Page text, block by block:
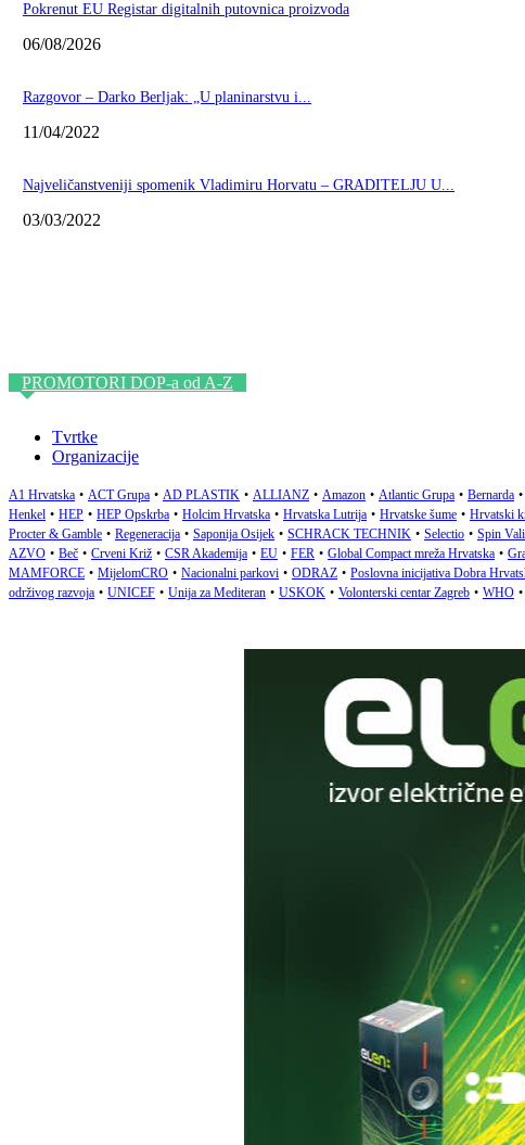
Pokrenut EU Registar digitalnih putovnica proizvoda
06/08/2026
Razgovor – Darko Berljak: „U planinarstvu i...
11/04/2022
Najveličanstveniji spomenik Vladimiru Horvatu – GRADITELJU U...
03/03/2022
PROMOTORI DOP-a od A-Z
Tvrtke
Organizacije
A1 Hrvatska • ACT Grupa • AD PLASTIK • ALLIANZ • Amazon • Atlantic Grupa • Bernarda •
Henkel • HEP • HEP Opskrba • Holcim Hrvatska • Hrvatska Lutrija • Hrvatske šume • Hrvatski
Procter & Gamble • Regeneracija • Saponija Osijek • SCHRACK TECHNIK • Selectio • Spin
AZVO • Beč • Crveni Križ • CSR Akademija • EU • FER • Global Compact mreža Hrvatska •
MAMFORCE • MijelomCRO • Nacionalni parkovi • ODRAZ • Poslovna inicijativa Dobra
održivog razvoja • UNICEF • Unija za Mediteran • USKOK • Volonterski centar Zagreb • WHO •